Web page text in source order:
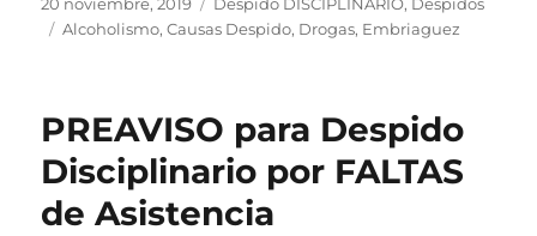
el
20 noviembre, 2019 Despido DISCIPLINARIO, Despidos
Etiquetas
Alcoholismo,Causas Despido, Drogas, Embriaguez
PREAVISO para Despido
Disciplinario por FALTAS
de Asistencia